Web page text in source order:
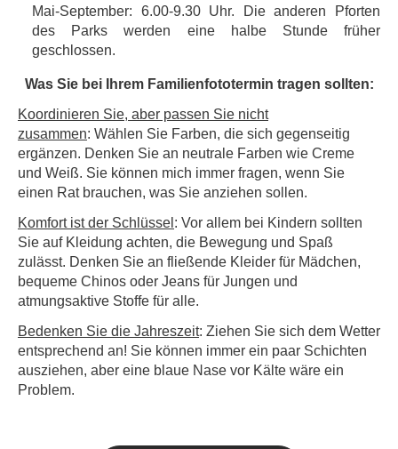
Mai-September: 6.00-9.30 Uhr. Die anderen Pforten
des Parks werden eine halbe Stunde früher
geschlossen.
Was Sie bei Ihrem Familienfototermin tragen sollten:
Koordinieren Sie, aber passen Sie nicht
zusammen: Wählen Sie Farben, die sich gegenseitig
ergänzen. Denken Sie an neutrale Farben wie Creme
und Weiß. Sie können mich immer fragen, wenn Sie
einen Rat brauchen, was Sie anziehen sollen.
Komfort ist der Schlüssel : Vor allem bei Kindern sollten
Sie auf Kleidung achten, die Bewegung und Spaß
zulässt. Denken Sie an fließende Kleider für Mädchen,
bequeme Chinos oder Jeans für Jungen und
atmungsaktive Stoffe für alle.
Bedenken Sie die Jahreszeit: Ziehen Sie sich dem Wetter
entsprechend an! Sie können immer ein paar Schichten
ausziehen, aber eine blaue Nase vor Kälte wäre ein
Problem.